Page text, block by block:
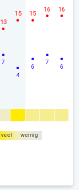
7
13
4
15
6
15
7
16
6
16
veel weinig